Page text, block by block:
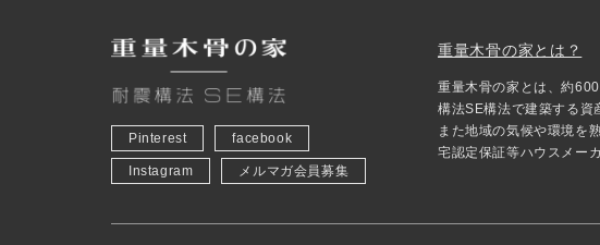
Pinterest facebook
Instagram メルマガ会員募集
重量木骨の家とは？
重量木骨の家とは、約
構法SE構法で建築する資
また地域の気候や環境を
宅認定保証等ハウスメー